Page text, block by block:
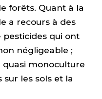
forêts. Quant à la
a recours à des
pesticides qui ont
négligeable ;
monoculture
sur les sols et la